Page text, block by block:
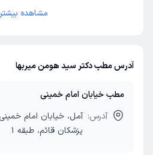
مشاهده بیشتر
آدرس مطب دکتر سید هومن میربها
مطب خیابان امام خمینی
آدرس: آمل، خیابان امام
پزشکان قائم، طبقه 1